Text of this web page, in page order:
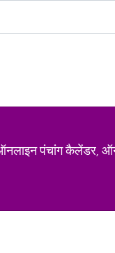
पंचांग कैलेंडर,